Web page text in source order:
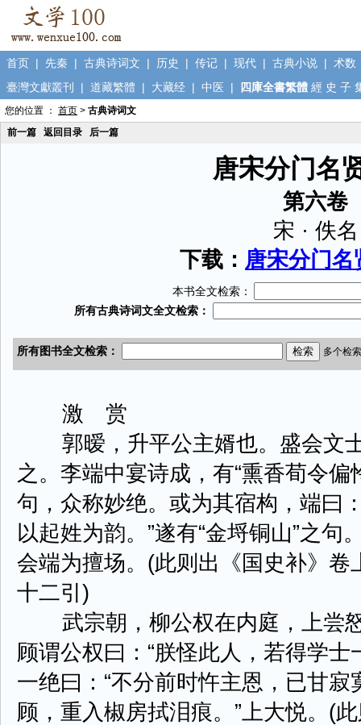
首页 | 先秦 | 古典诗词文 | 历史 | 传记 | 现代 | 古典小说 | 术数
臺灣文獻叢刊
| 道藏繁體 | 大藏经 | 中医 | 四庫全書繁體 經 史 子
您的位置 ： 首页 > 古典诗词文
前一篇
返回目录 后一篇
唐宋分门名
第六卷
宋 · 佚名
下载： 唐宋分门
本书全文检索：
激 赏
郭暧，升平公主婿也。盛会文
之。李端中宴诗成，有“熏香荀令偏
句，众称妙绝。或为其宿构，端曰
以起姓为韵。”遂有“金埒铜山”之
会端为擅场。(此则出《国史补》
十二引)
武宗朝，柳公权在内庭，上尝
顾谓公权曰：“朕怪此人，若得学士
一绝曰：“不分前时忤主恩，已甘
顾，重入椒房拭泪痕。”上大悦。(